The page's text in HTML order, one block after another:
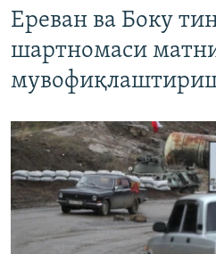
Ереван ва Боку
шартномаси